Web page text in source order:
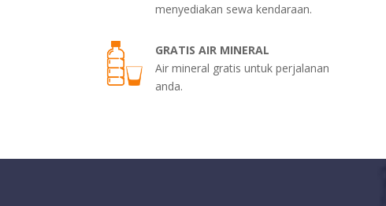
menyediakan sewa kendaraan.
GRATIS AIR MINERAL
Air mineral gratis untuk perjalanan
anda.